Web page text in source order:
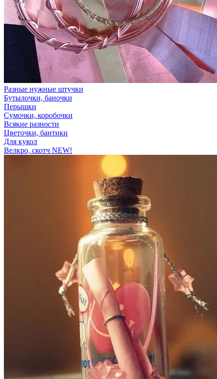
Разные нужные штучки
Бутылочки, баночки
Перышки
Сумочки, коробочки
Всякие разности
Цветочки, бантики
Для кукол
Велкро, скотч NEW!